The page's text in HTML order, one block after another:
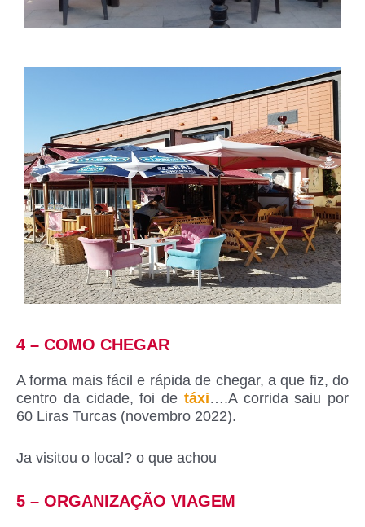
4 – COMO CHEGAR
A forma mais fácil e rápida de chegar, a que fiz, do
centro da cidade, foi de táxi….A corrida saiu por
60 Liras Turcas (novembro 2022).
Ja visitou o local? o que achou
5 – ORGANIZAÇÃO VIAGEM